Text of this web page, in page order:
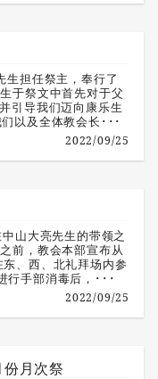
担任祭主，奉行了
祭文中首先对于父
引导我们迈向康乐生
以及全体教会长･･･
2022/09/25
山大亮先生的带领之
，教会本部宣布从
、西、北礼拜场内参
行手部消毒后，･･･
2022/09/25
月次祭